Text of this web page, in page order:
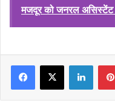
मजदूर को जनरल असिस्टेंट
Facebook
X